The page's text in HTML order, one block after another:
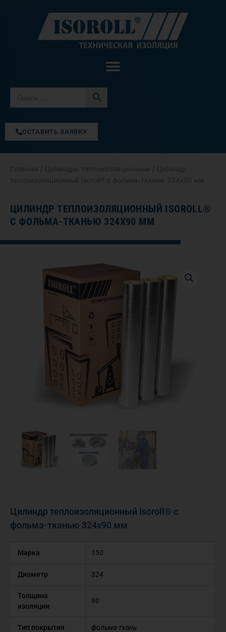
содержимому
ОСТАВИТЬ ЗАЯВКУ
Главная Цилиндры теплоизоляционные / Цилиндр
теплоизоляционный Isoroll® с фольма-тканью 324х90 мм
ЦИЛИНДР ТЕПЛОИЗОЛЯЦИОННЫЙ ISOROLL®
С ФОЛЬМА-ТКАНЬЮ 324Х90 ММ
Цилиндр теплоизоляционный Isoroll® с
фольма-тканью 324х90 мм
Марка 150
Диаметр 324
Толщина
изоляции
90
Тип покрытия фольма-ткань